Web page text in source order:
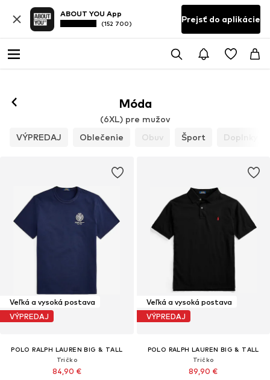
ABOUT YOU App
(152 700) Prejsť do aplikácie
Móda
(6XL) pre mužov
VÝPREDAJ
Oblečenie Obuv Šport Doplnky
Veľká a vysoká postava
VÝPREDAJ
POLO RALPH LAUREN BIG & TALL
Tričko
84,90 €
Veľká a vysoká postava
VÝPREDAJ
POLO RALPH LAUREN BIG & TALL
Tričko
89,90 €